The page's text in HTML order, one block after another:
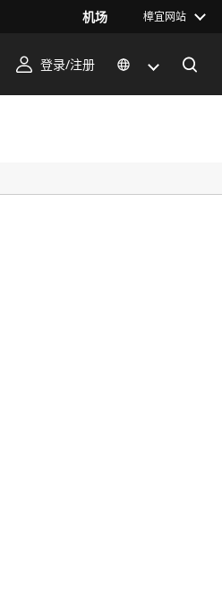
机场 樟宜网站
登录/注册